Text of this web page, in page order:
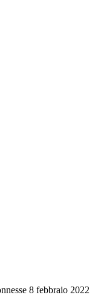
8 febbraio 2022